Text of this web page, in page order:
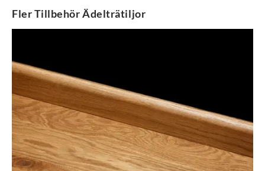
FlerTillbehör Ädelträtiljor